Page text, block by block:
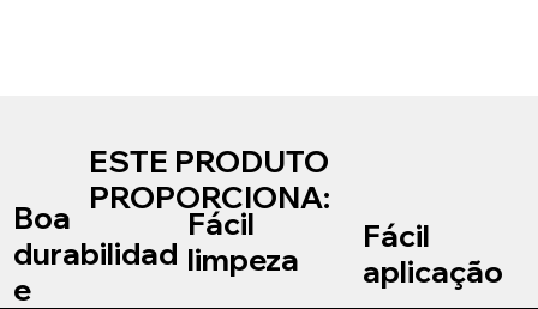
ESTE PRODUTO
PROPORCIONA:
Boa
durabilidad
e
Fácil
limpeza
Fácil
aplicação